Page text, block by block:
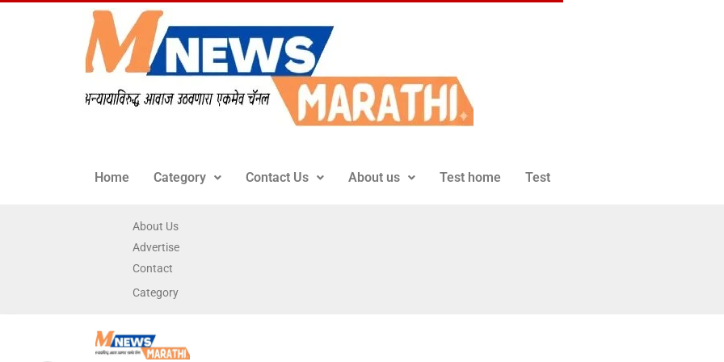
Home Category Contact Us About us Test home Test
About Us
Advertise
Contact
Category